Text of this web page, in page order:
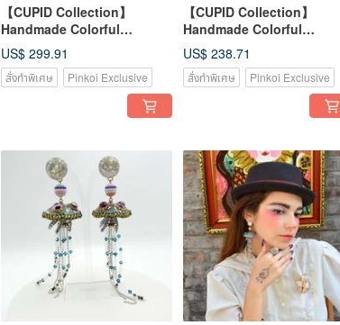
【CUPID Collection】
Handmade Colorful
Swarovski Crystal Russian
Doll Earrings (Ultra-
lightweight)
US$ 299.91
สั่งทำพิเศษ Pinkoi Exclusive
【CUPID Collection】
Handmade Colorful
Swarovski Crystal Russian
Doll Earrings (Ultra
Lightweight)
US$ 238.71
สั่งทำพิเศษ Pinkoi Exclusive